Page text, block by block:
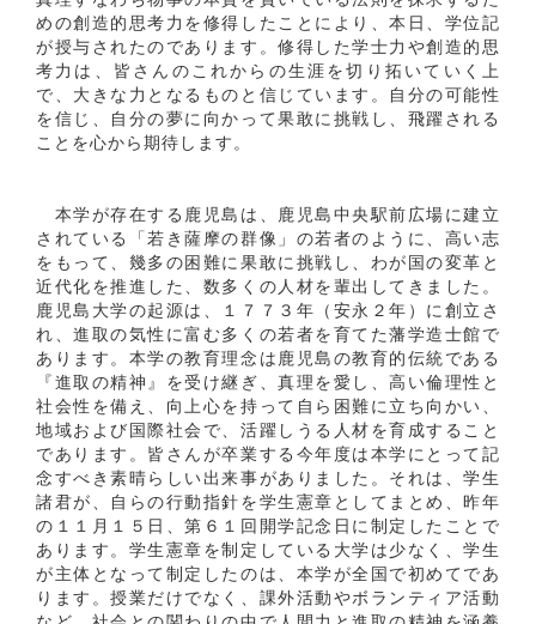
めの創造的思考力を修得したことにより、本日、学位記
が授与されたのであります。修得した学士力や創造的思
考力は、皆さんのこれからの生涯を切り拓いていく上
で、大きな力となるものと信じています。自分の可能性
を信じ、自分の夢に向かって果敢に挑戦し、飛躍される
ことを心から期待します。
本学が存在する鹿児島は、鹿児島中央駅前広場に建立
されている「若き薩摩の群像」の若者のように、高い志
をもって、幾多の困難に果敢に挑戦し、わが国の変革と
近代化を推進した、数多くの人材を輩出してきました。
鹿児島大学の起源は、１７７３年（安永２年）に創立さ
れ、進取の気性に富む多くの若者を育てた藩学造士館で
あります。本学の教育理念は鹿児島の教育的伝統である
『進取の精神』を受け継ぎ、真理を愛し、高い倫理性と
社会性を備え、向上心を持って自ら困難に立ち向かい、
地域および国際社会で、活躍しうる人材を育成すること
であります。皆さんが卒業する今年度は本学にとって記
念すべき素晴らしい出来事がありました。それは、学生
諸君が、自らの行動指針を学生憲章としてまとめ、昨年
の１１月１５日、第６１回開学記念日に制定したことで
あります。学生憲章を制定している大学は少なく、学生
が主体となって制定したのは、本学が全国で初めてであ
ります。授業だけでなく、課外活動やボランティア活動